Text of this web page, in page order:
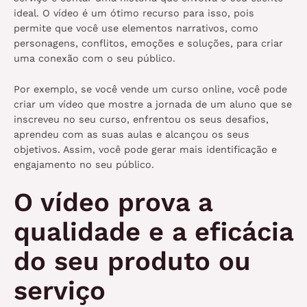
ideal. O vídeo é um ótimo recurso para isso, pois
permite que você use elementos narrativos, como
personagens, conflitos, emoções e soluções, para criar
uma conexão com o seu público.
Por exemplo, se você vende um curso online, você pode
criar um vídeo que mostre a jornada de um aluno que se
inscreveu no seu curso, enfrentou os seus desafios,
aprendeu com as suas aulas e alcançou os seus
objetivos. Assim, você pode gerar mais identificação e
engajamento no seu público.
O vídeo prova a
qualidade e a eficácia
do seu produto ou
serviço